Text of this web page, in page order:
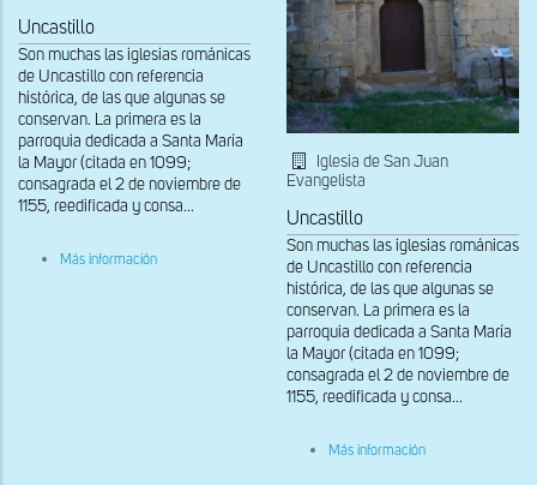
Uncastillo
Son muchas las iglesias románicas
de Uncastillo con referencia
histórica, de las que algunas se
conservan. La primera es la
parroquia dedicada a Santa María
la Mayor (citada en 1099;
consagrada el 2 de noviembre de
1155, reedificada y consa...
Más información
Iglesia de San Juan
Evangelista
Uncastillo
Son muchas las iglesias románicas
de Uncastillo con referencia
histórica, de las que algunas se
conservan. La primera es la
parroquia dedicada a Santa María
la Mayor (citada en 1099;
consagrada el 2 de noviembre de
1155, reedificada y consa...
Más información